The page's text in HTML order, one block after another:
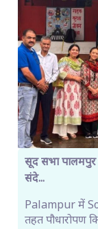
सूद सभा पालमपुर
संदे...
Palampur में
तहत पौधारोपण